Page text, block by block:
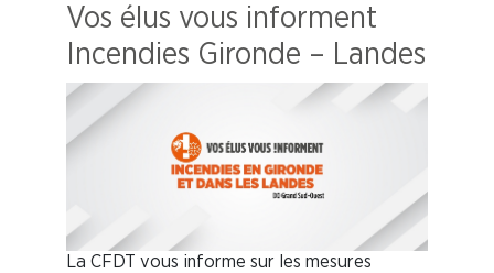
Vos élus vous informent
Incendies Gironde – Landes
La CFDT vous informe sur les mesures